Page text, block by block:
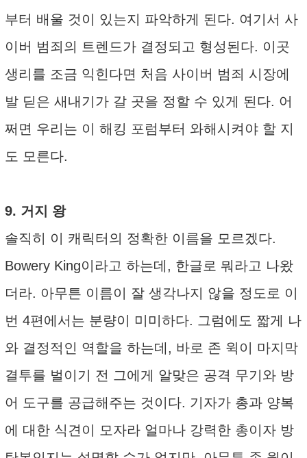
부터 배울 것이 있는지 파악하게 된다. 여기서 사
이버 범죄의 트렌드가 결정되고 형성된다. 이곳
생리를 조금 익힌다면 처음 사이버 범죄 시장에
발 딛은 새내기가 갈 곳을 정할 수 있게 된다. 어
쩌면 우리는 이 해킹 포럼부터 와해시켜야 할 지
도 모른다.
9. 거지 왕
솔직히 이 캐릭터의 정확한 이름을 모르겠다.
Bowery King이라고 하는데, 한글로 뭐라고 나왔
더라. 아무튼 이름이 잘 생각나지 않을 정도로 이
번 4편에서는 분량이 미미하다. 그럼에도 짧게 나
와 결정적인 역할을 하는데, 바로 존 윅이 마지막
결투를 벌이기 전 그에게 알맞은 공격 무기와 방
어 도구를 공급해주는 것이다. 기자가 총과 양복
에 대한 식견이 모자라 얼마나 강력한 총이자 방